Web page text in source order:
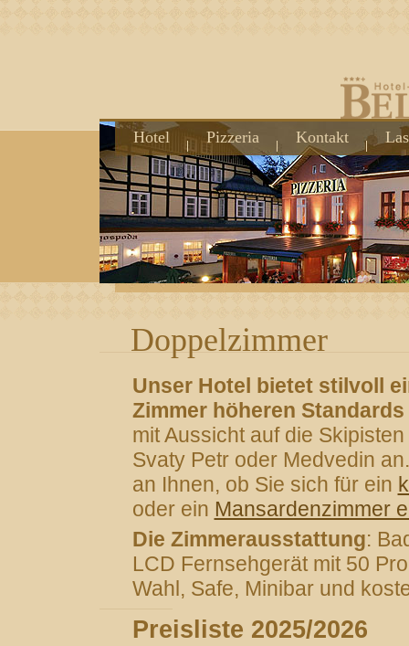
Hotel Pizzeria Kontakt
Doppelzimmer
Unser Hotel bietet stilvoll
Zimmer höheren Standards
mit Aussicht auf die
Svaty Petr oder Medvedin
an Ihnen, ob Sie sich für ein
oder ein Mansardenzimmer
Die Zimmerausstattung:
LCD Fernsehgerät mit 50
Wahl, Safe, Minibar und
Preisliste 2025/2026